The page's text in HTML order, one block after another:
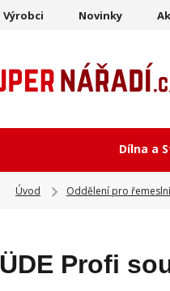
Výrobci Novinky
Dílna a
Úvod Oddělení pro
Profi